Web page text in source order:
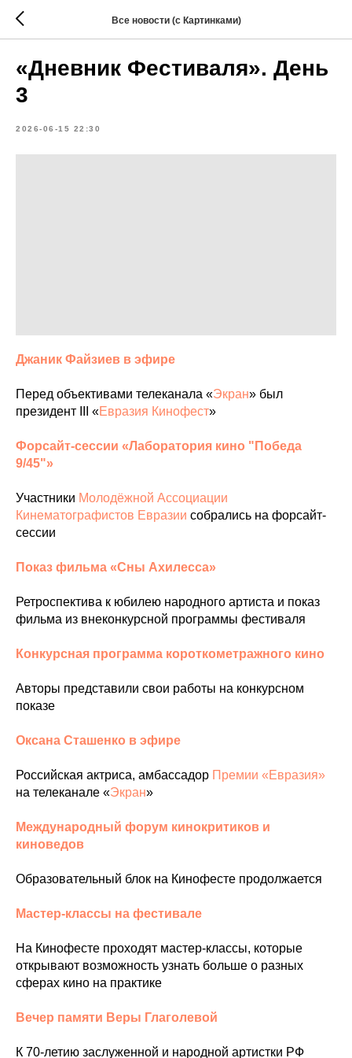
Все новости (с Картинками)
«Дневник Фестиваля». День
3
2026-06-15 22:30
Джаник Файзиев в эфире
Перед объективами телеканала «Экран» был
президент III «Евразия Кинофест»
Форсайт-сессии «Лаборатория кино "Победа
9/45"»
Участники Молодёжной Ассоциации
Кинематографистов Евразии собрались на форсайт-
сессии
Показ фильма «Сны Ахилесса»
Ретроспектива к юбилею народного артиста и показ
фильма из внеконкурсной программы фестиваля
Конкурсная программа короткометражного кино
Авторы представили свои работы на конкурсном
показе
Оксана Сташенко в эфире
Российская актриса, амбассадор Премии «Евразия»
на телеканале «Экран»
Международный форум кинокритиков и
киноведов
Образовательный блок на Кинофесте продолжается
Мастер-классы на фестивале
На Кинофесте проходят мастер-классы, которые
открывают возможность узнать больше о разных
сферах кино на практике
Вечер памяти Веры Глаголевой
К 70-летию заслуженной и народной артистки РФ